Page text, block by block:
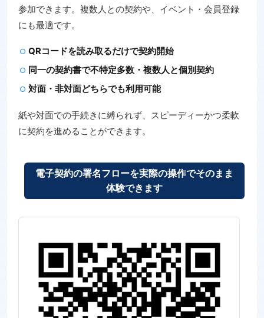
参加できます。複数人との契約や、イベント・会員登録
にも最適です。
QRコードを読み取るだけで契約開始
同一の契約書で不特定多数・複数人と個別契約
対面・非対面どちらでも利用可能
紙や対面での手続きに縛られず、スピーディーかつ柔軟
に契約を進めることができます。
電子契約の署名フローを実際の操作でそのまま
体験できます